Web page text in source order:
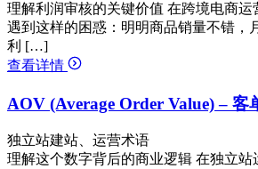
理解利润审核的关键价值 在跨境电商运
遇到这样的困惑：明明商品销量不错，
利 […]
查看详情
AOV (Average Order Value) – 客
独立站建站、运营术语
理解这个数字背后的商业逻辑 在独立站